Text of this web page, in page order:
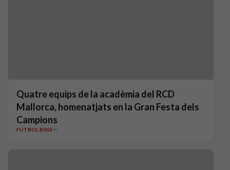
Quatre equips de la acadèmia del RCD
Mallorca, homenatjats en la Gran Festa dels
Campions
FUTBOL BASE